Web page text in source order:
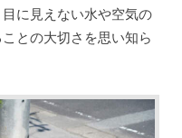
に見えない水や空気の
との大切さを思い知ら